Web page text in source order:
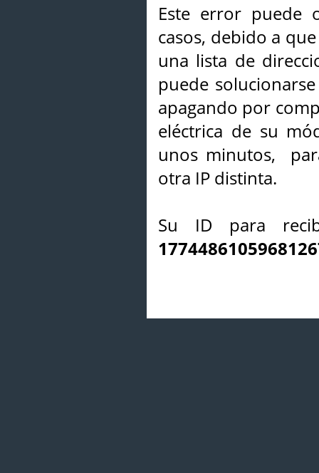
Este error puede
casos, debido a
una lista de
puede
apagando por
eléctrica de su
unos minutos,
otra IP distinta.
Su ID para